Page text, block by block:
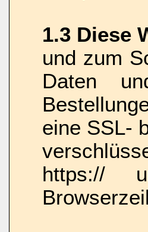
1.3 Diese
und zum
Daten
eine SSL-
https://